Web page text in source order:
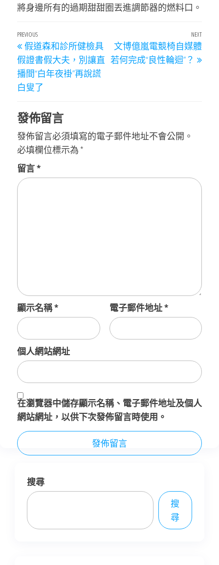
將身邊所有的過期甜甜圈丟進調節器的燃料口。
文
章
導
覽
Previous
Post
PREVIOUS
假道森和診所健檢具
假證書假大夫，別讓直
播間“白年夜褂”再說謊
白叟了
Next
Post
NEXT
文博億嵐電競椅自媒體
若何完成“良性輪迴”？
發佈留言
發佈留言必須填寫的電子郵件地址不會公開。
必填欄位標示為 *
留言*
顯示名稱* 電子郵件地址*
個人網站網址
在瀏覽器中儲存顯示名稱、電子郵件地址及個人
網站網址，以供下次發佈留言時使用。
搜尋
搜
尋